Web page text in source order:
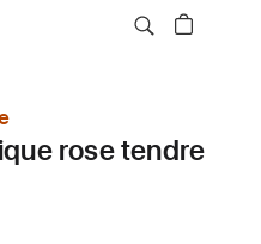
rose tendre